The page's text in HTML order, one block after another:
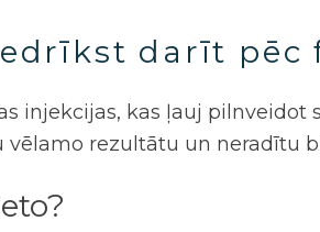
darīt pēc
injekcijas, kas ļauj
rezultātu un neradītu